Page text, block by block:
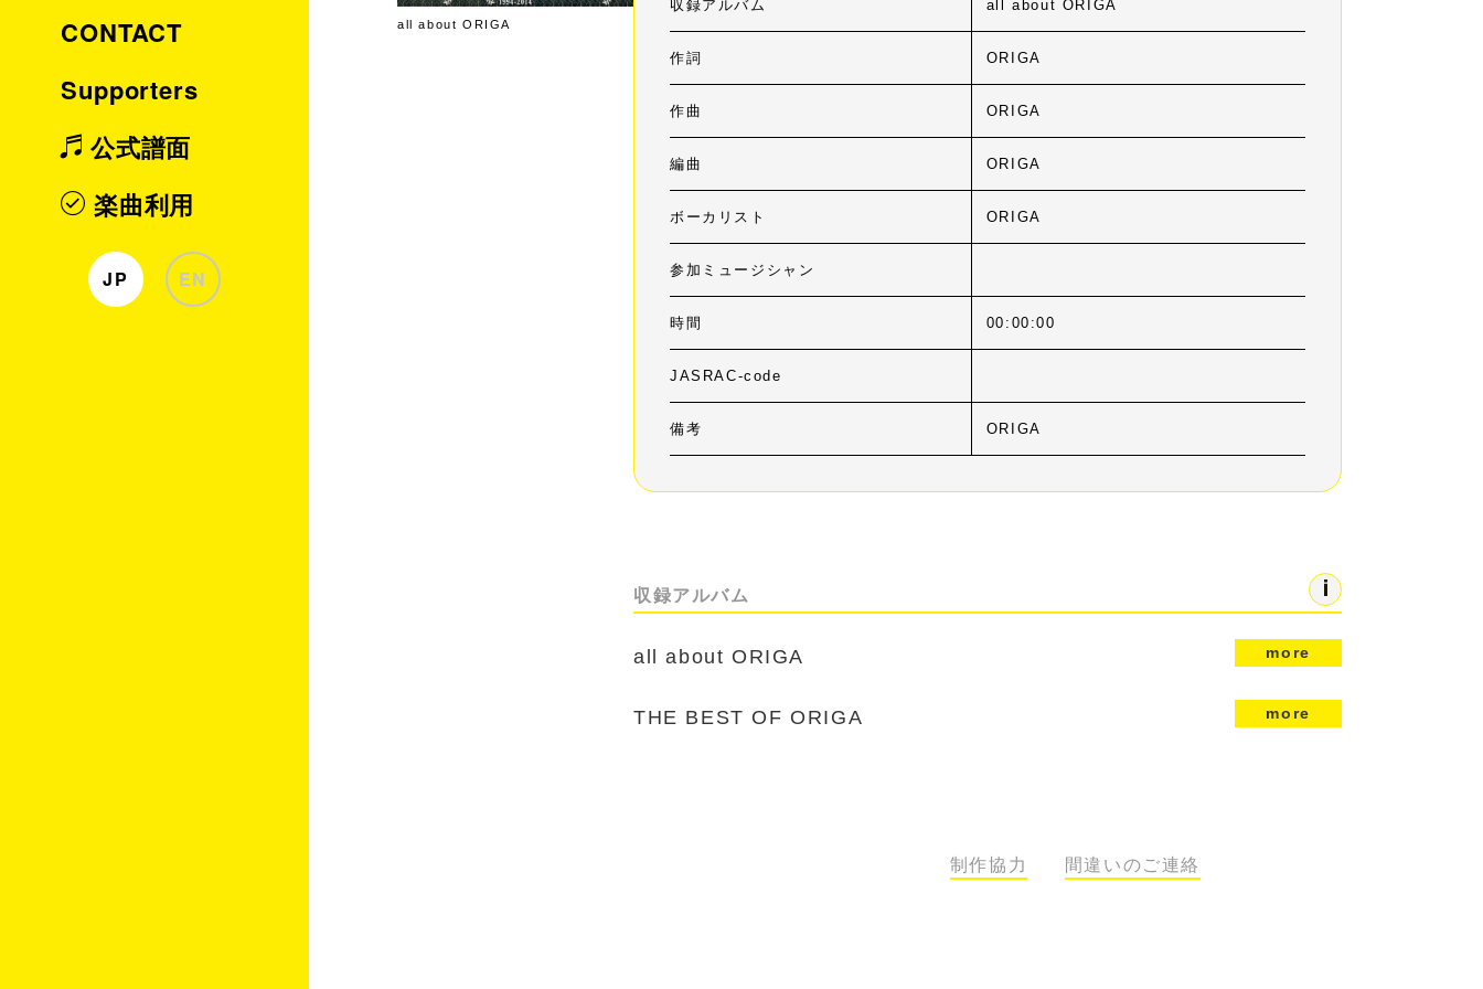
CONTACT
Supporters
公式譜面
楽曲利用
JP EN
all about ORIGA
収録アルバム all about ORIGA
作詞 ORIGA
作曲 ORIGA
編曲 ORIGA
ボーカリスト ORIGA
参加ミュージシャン
時間 00:00:00
JASRAC-code
備考 ORIGA
収録アルバム
all about ORIGA more
THE BEST OF ORIGA more
制作協力 間違いのご連絡